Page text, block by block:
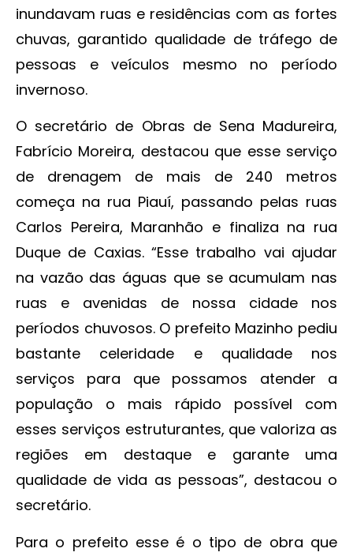
inundavam ruas e residências com as fortes
chuvas, garantido qualidade de tráfego de
pessoas e veículos mesmo no período
invernoso.
O secretário de Obras de Sena Madureira,
Fabrício Moreira, destacou que esse serviço
de drenagem de mais de 240 metros
começa na rua Piauí, passando pelas ruas
Carlos Pereira, Maranhão e finaliza na rua
Duque de Caxias. “Esse trabalho vai ajudar
na vazão das águas que se acumulam nas
ruas e avenidas de nossa cidade nos
períodos chuvosos. O prefeito Mazinho pediu
bastante celeridade e qualidade nos
serviços para que possamos atender a
população o mais rápido possível com
esses serviços estruturantes, que valoriza as
regiões em destaque e garante uma
qualidade de vida as pessoas”, destacou o
secretário.
Para o prefeito esse é o tipo de obra que